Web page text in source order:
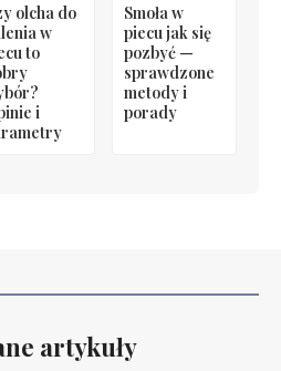
olcha do
w
to
i
Smoła w
piecu jak się
pozbyć —
sprawdzone
metody i
porady
artykuły